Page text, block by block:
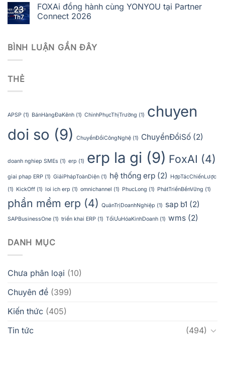
23
Th7
FOXAi đồng hành cùng YONYOU tại Partner
Connect 2026
BÌNH LUẬN GẦN ĐÂY
THẺ
APSP (1) BánHàngĐaKênh (1) ChinhPhụcThịTrường (1) chuyen
doi so (9) ChuyểnĐổiCôngNghệ (1) ChuyểnĐổiSố (2)
doanh nghiep SMEs (1) erp (1) erp la gi (9) FoxAI (4)
giai phap ERP (1) GiảiPhápToànDiện (1) hệ thống erp (2)
HợpTácChiếnLược
(1) KickOff (1) loi ich erp (1) omnichannel (1) PhucLong (1) PhátTriểnBềnVững (1)
phần mềm erp (4) QuảnTrịDoanhNghiệp (1) sap b1 (2)
SAPBusinessOne (1) triển khai ERP (1) TốiƯuHóaKinhDoanh (1) wms (2)
DANH MỤC
Chưa phân loại (10)
Chuyên đề (399)
Kiến thức (405)
Tin tức
(494)